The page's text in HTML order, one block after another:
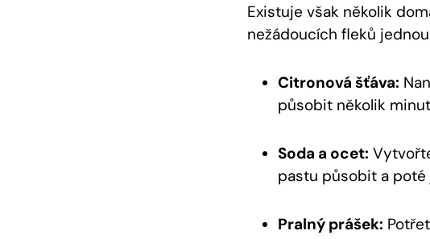
Existuje však několik
nežádoucích fleků
Citronová šťáva:
působit několik
Soda a ocet:
pastu působit a
Pralný prášek: